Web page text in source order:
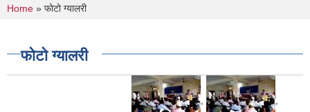
You are here
Home » फोटो ग्यालरी
फोटो ग्यालरी
, ,